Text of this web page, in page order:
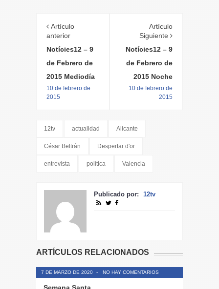
Artículo
anterior
Notícies12 – 9
de Febrero de
2015 Mediodía
10 de febrero de
2015
Artículo
Siguiente
Notícies12 – 9
de Febrero de
2015 Noche
10 de febrero de
2015
12tv actualidad Alicante
César Beltrán Despertar d'or
entrevista política Valencia
Publicado por: 12tv
ARTÍCULOS RELACIONADOS
7 DE MARZO DE 2020 - NO HAY COMENTARIOS